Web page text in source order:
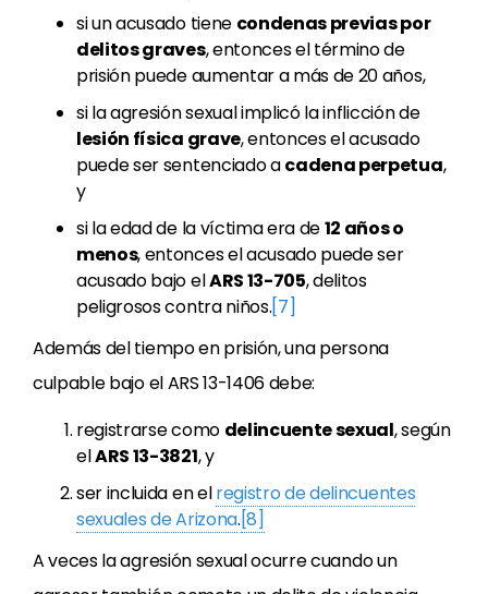
si un acusado tiene condenas previas por
delitos graves, entonces el término de
prisión puede aumentar a más de 20 años,
si la agresión sexual implicó la inflicción de
lesión física grave, entonces el acusado
puede ser sentenciado acadena perpetua,
y
si la edad de la víctima era de12 años o
menos, entonces el acusado puede ser
acusado bajo elARS 13-705, delitos
peligrosos contra niños.[7]
Además del tiempo en prisión, una persona
culpable bajo el ARS 13-1406 debe:
registrarse como delincuente sexual, según
elARS 13-3821, y
ser incluida en elregistro de delincuentes
sexuales de Arizona.[8]
A veces la agresión sexual ocurre cuando un